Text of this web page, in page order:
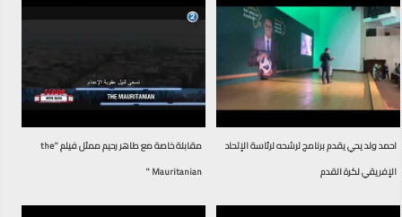
احمد ولد يحي يقدم برنامج ترشحه لرئاسة الإتحاد
الإفريقي لكرة القدم
مقابلة خاصة مع طاهر رحيم ممثل فيلم "the
Mauritanian "
الصفحات